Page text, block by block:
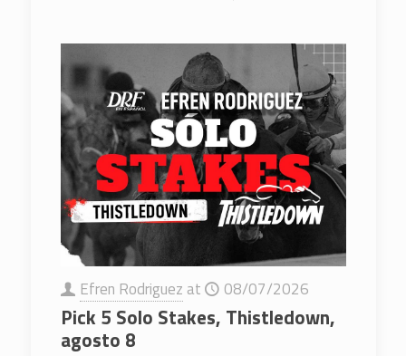
Efren Rodriguez at 08/07/2026
Pick 5 Solo Stakes, Thistledown,
agosto 8